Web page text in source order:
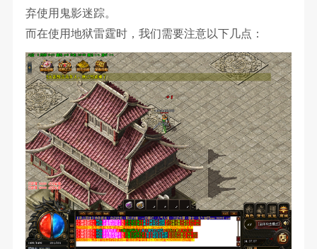
弃使用鬼影迷踪。
而在使用地狱雷霆时，我们需要注意以下几点：